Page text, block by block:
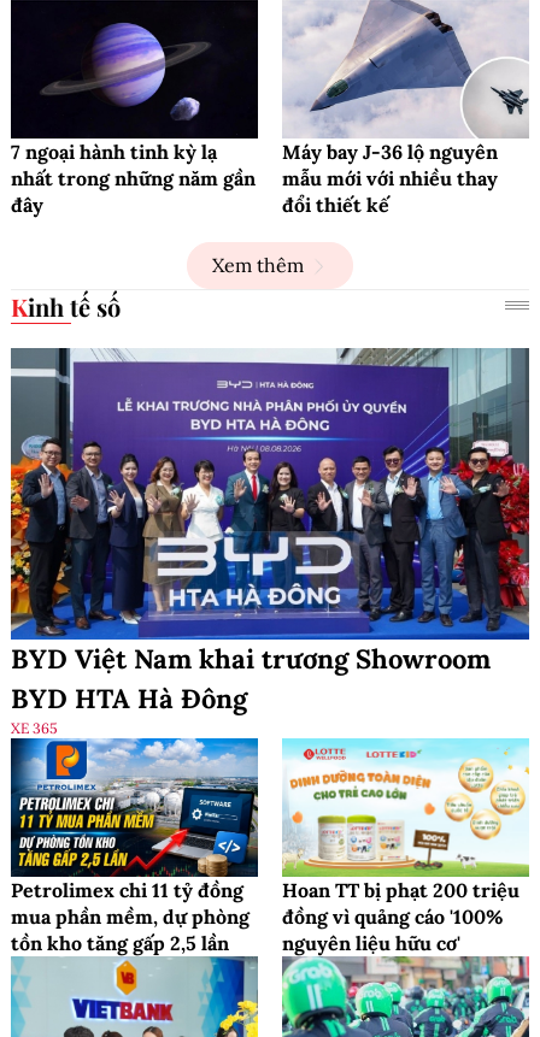
7 ngoại hành tinh kỳ lạ
nhất trong những năm gần
đây
Máy bay J-36 lộ nguyên
mẫu mới với nhiều thay
đổi thiết kế
Xem thêm
Kinh tế số
BYD Việt Nam khai trương Showroom
BYD HTA Hà Đông
XE 365
Petrolimex chi 11 tỷ đồng
mua phần mềm, dự phòng
tồn kho tăng gấp 2,5 lần
Hoan TT bị phạt 200 triệu
đồng vì quảng cáo '100%
nguyên liệu hữu cơ'